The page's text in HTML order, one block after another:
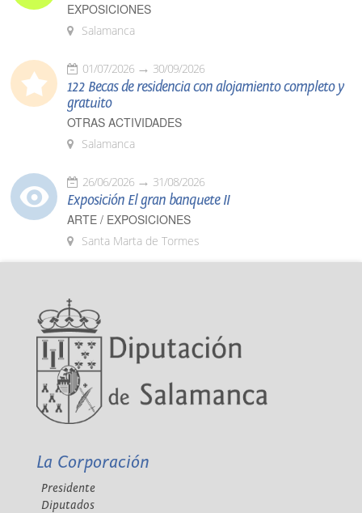
EXPOSICIONES
Salamanca
01/07/2026 30/09/2026
122 Becas de residencia con alojamiento completo y
gratuito
OTRAS ACTIVIDADES
Salamanca
26/06/2026 31/08/2026
Exposición El gran banquete II
ARTE / EXPOSICIONES
Santa Marta de Tormes
La Corporación
Presidente
Diputados